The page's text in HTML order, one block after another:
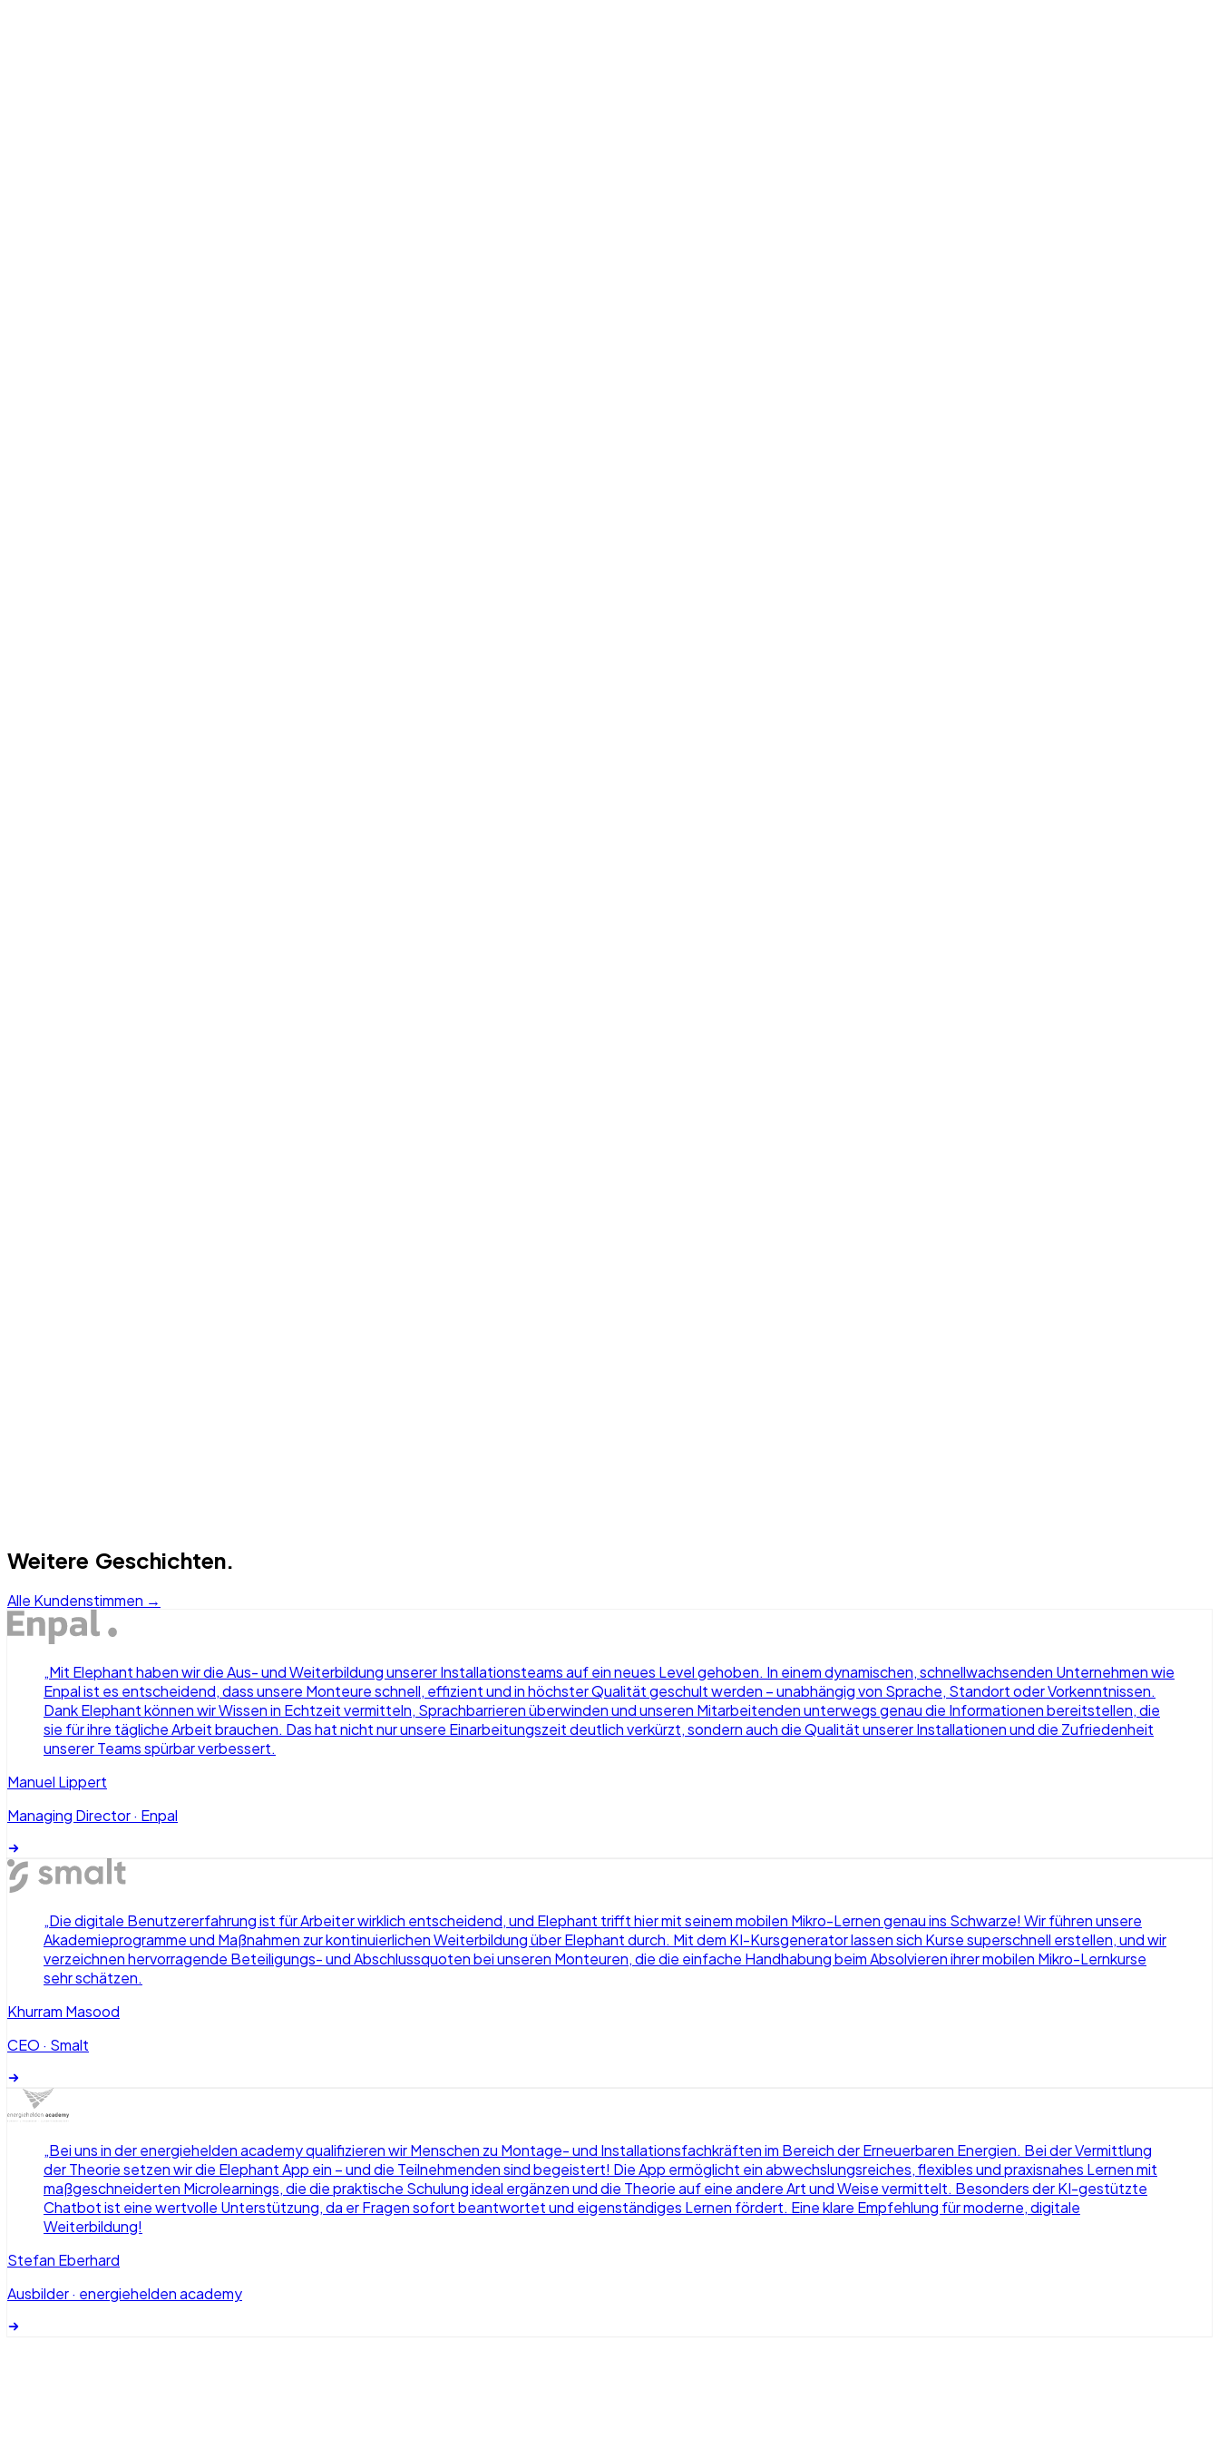
Weitere Geschichten.
Alle Kundenstimmen →
„Mit Elephant haben wir die Aus- und Weiterbildung unserer Installationsteams auf ein neues Level gehoben. In einem dynamischen, schnellwachsenden Unternehmen wie
Enpal ist es entscheidend, dass unsere Monteure schnell, effizient und in höchster Qualität geschult werden – unabhängig von Sprache, Standort oder Vorkenntnissen.
Dank Elephant können wir Wissen in Echtzeit vermitteln, Sprachbarrieren überwinden und unseren Mitarbeitenden unterwegs genau die Informationen bereitstellen, die
sie für ihre tägliche Arbeit brauchen. Das hat nicht nur unsere Einarbeitungszeit deutlich verkürzt, sondern auch die Qualität unserer Installationen und die Zufriedenheit
unserer Teams spürbar verbessert.
Manuel Lippert
Managing Director· Enpal
„Die digitale Benutzererfahrung ist für Arbeiter wirklich entscheidend, und Elephant trifft hier mit seinem mobilen Mikro-Lernen genau ins Schwarze! Wir führen unsere
Akademieprogramme und Maßnahmen zur kontinuierlichen Weiterbildung über Elephant durch. Mit dem KI-Kursgenerator lassen sich Kurse superschnell erstellen, und wir
verzeichnen hervorragende Beteiligungs- und Abschlussquoten bei unseren Monteuren, die die einfache Handhabung beim Absolvieren ihrer mobilen Mikro-Lernkurse
sehr schätzen.
Khurram Masood
CEO · Smalt
„Bei uns in der energiehelden academy qualifizieren wir Menschen zu Montage- und Installationsfachkräften im Bereich der Erneuerbaren Energien. Bei der Vermittlung
der Theorie setzen wir die Elephant App ein – und die Teilnehmenden sind begeistert! Die App ermöglicht ein abwechslungsreiches, flexibles und praxisnahes Lernen mit
maßgeschneiderten Microlearnings, die die praktische Schulung ideal ergänzen und die Theorie auf eine andere Art und Weise vermittelt. Besonders der KI-gestützte
Chatbot ist eine wertvolle Unterstützung, da er Fragen sofort beantwortet und eigenständiges Lernen fördert. Eine klare Empfehlung für moderne, digitale
Weiterbildung!
Stefan Eberhard
Ausbilder· energiehelden academy